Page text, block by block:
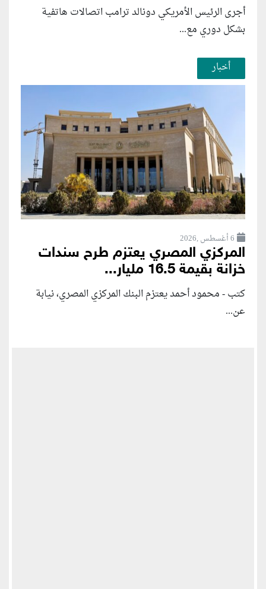
أجرى الرئيس الأمريكي دونالد ترامب اتصالات هاتفية
بشكل دوري مع...
أخبار
6 أغسطس ,2026
المركزي المصري يعتزم طرح سندات
خزانة بقيمة 16.5 مليار...
كتب - محمود أحمد يعتزم البنك المركزي المصري، نيابة
عن...